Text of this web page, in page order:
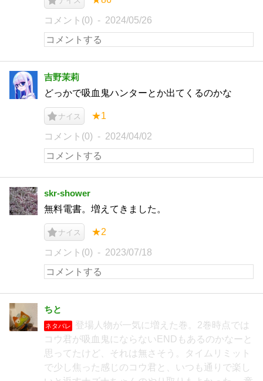
コメント(0) 2024/05/26
吉野茉莉
どっかで吸血鬼ハンターとか出てくるのかな
ナイス ★1
コメント(0) 2024/04/02
skr-shower
無料電書。増えてきました。
ナイス ★2
コメント(0) 2023/07/18
ちと
ネタバレ
登場人物が一気に増えた巻。2巻時点では
コウ君が吸血鬼にならないENDもあるのかなーと
思ってたけど、それは無さそう。タイムリミット
で少し焦った感じのコウ君と、いつも通りで楽し